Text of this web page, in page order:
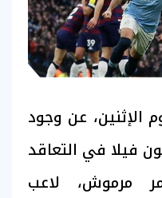
الإثنين، عن وجود
فيلا في التعاقد
مرموش، لاعب